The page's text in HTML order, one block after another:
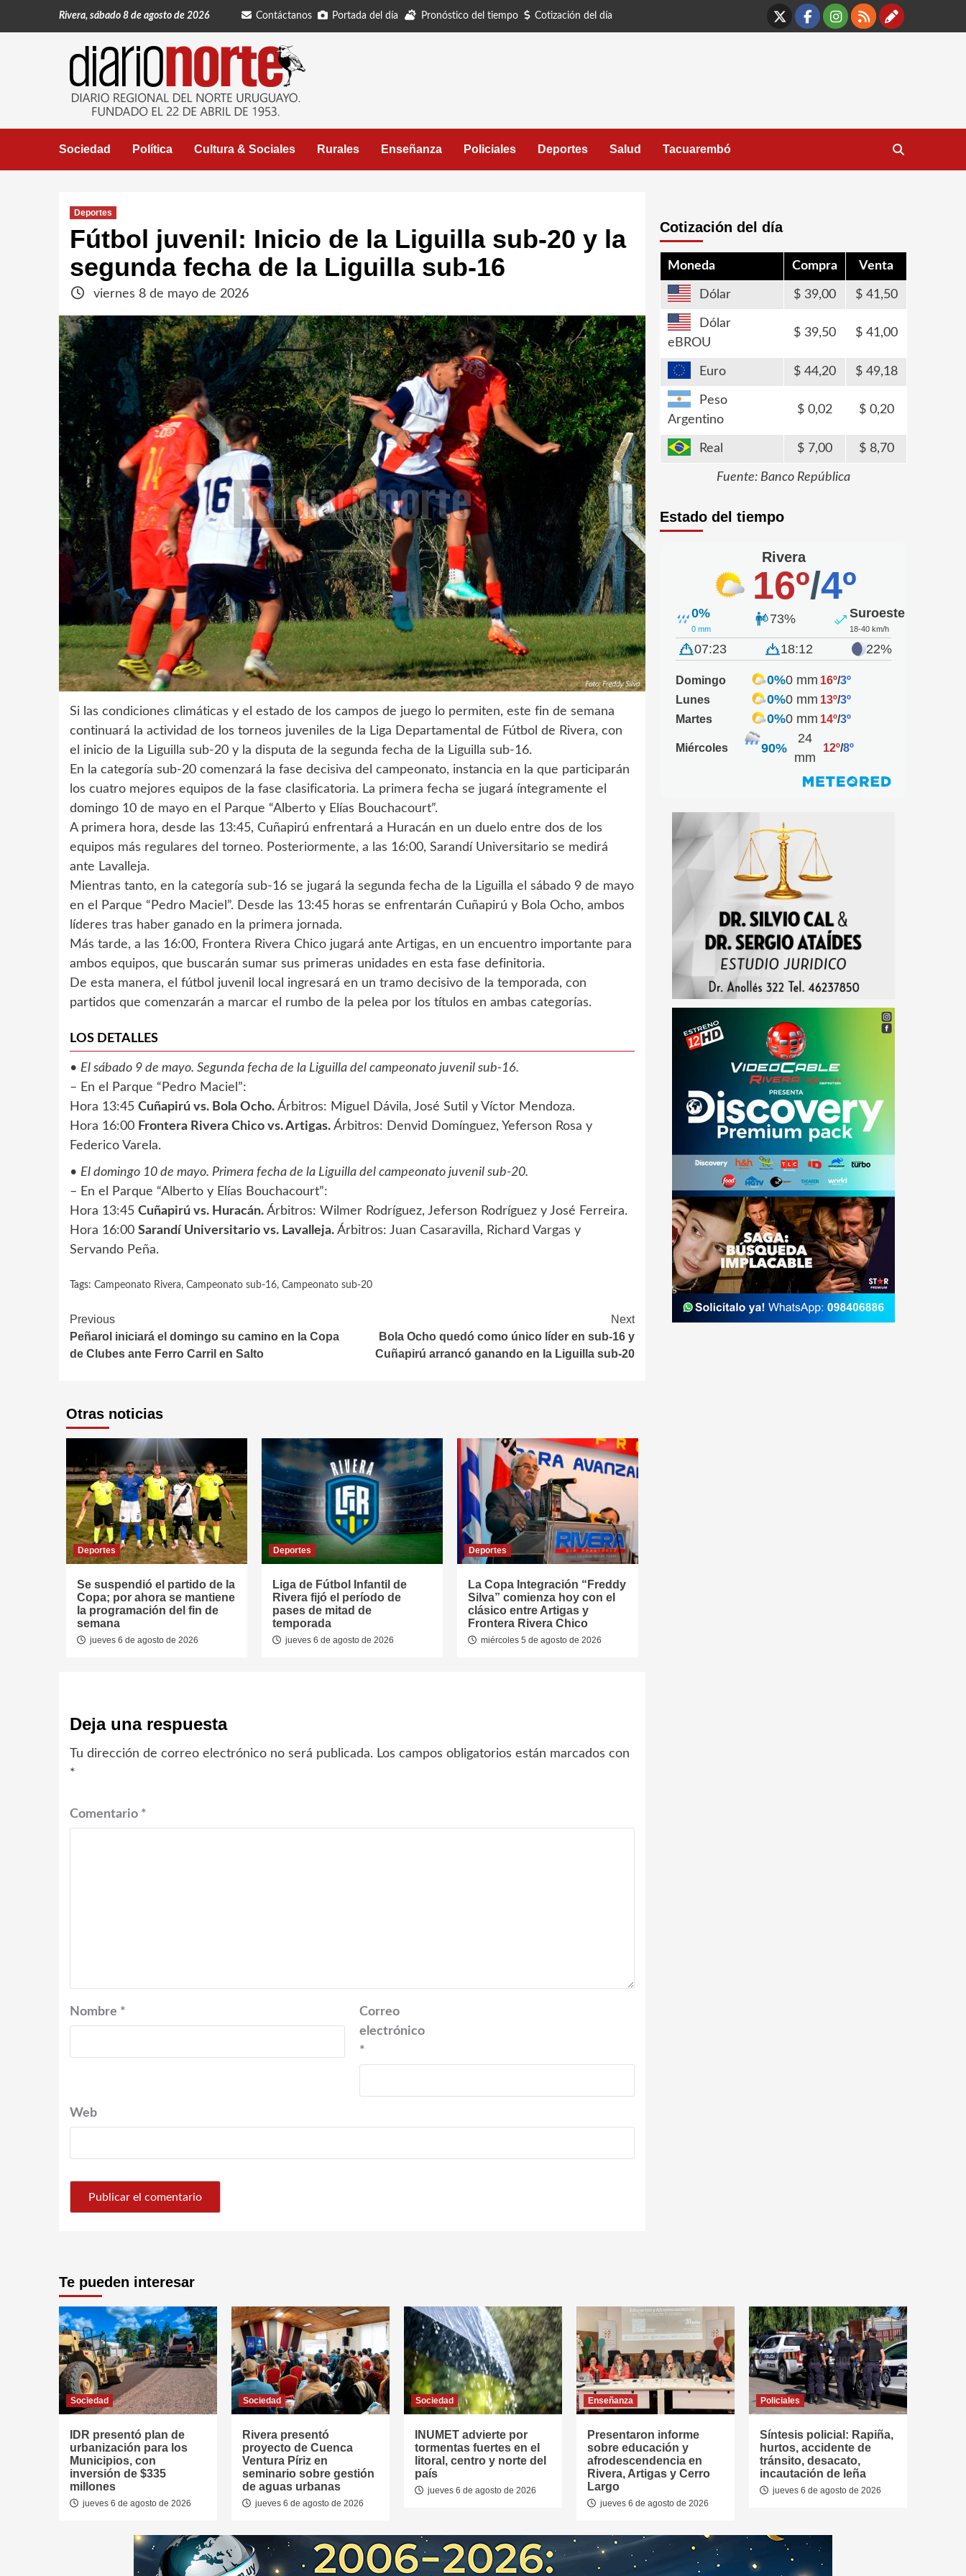
Rivera, sábado 8 de agosto de 2026 Contáctanos Portada del día Pronóstico del tiempo Cotización del día
X Facebook
Instagram
RSS
Sociedad Política Cultura & Sociales Rurales Enseñanza Policiales Deportes Salud Tacuarembó
Deportes
Fútbol juvenil: Inicio de la Liguilla sub-20 y la
segunda fecha de la Liguilla sub-16
viernes 8 de mayo de 2026
Si las condiciones climáticas y el estado de los campos de juego lo permiten, este fin de semana
continuará la actividad de los torneos juveniles de la Liga Departamental de Fútbol de Rivera, con
el inicio de la Liguilla sub-20 y la disputa de la segunda fecha de la Liguilla sub-16.
En la categoría sub-20 comenzará la fase decisiva del campeonato, instancia en la que participarán
los cuatro mejores equipos de la fase clasificatoria. La primera fecha se jugará íntegramente el
domingo 10 de mayo en el Parque “Alberto y Elías Bouchacourt”.
A primera hora, desde las 13:45, Cuñapirú enfrentará a Huracán en un duelo entre dos de los
equipos más regulares del torneo. Posteriormente, a las 16:00, Sarandí Universitario se medirá
ante Lavalleja.
Mientras tanto, en la categoría sub-16 se jugará la segunda fecha de la Liguilla el sábado 9 de mayo
en el Parque “Pedro Maciel”. Desde las 13:45 horas se enfrentarán Cuñapirú y Bola Ocho, ambos
líderes tras haber ganado en la primera jornada.
Más tarde, a las 16:00, Frontera Rivera Chico jugará ante Artigas, en un encuentro importante para
ambos equipos, que buscarán sumar sus primeras unidades en esta fase definitoria.
De esta manera, el fútbol juvenil local ingresará en un tramo decisivo de la temporada, con
partidos que comenzarán a marcar el rumbo de la pelea por los títulos en ambas categorías.
LOS DETALLES
• El sábado 9 de mayo. Segunda fecha de la Liguilla del campeonato juvenil sub-16.
– En el Parque “Pedro Maciel”:
Hora 13:45 Cuñapirú vs. Bola Ocho. Árbitros: Miguel Dávila, José Sutil y Víctor Mendoza.
Hora 16:00 Frontera Rivera Chico vs. Artigas. Árbitros: Denvid Domínguez, Yeferson Rosa y
Federico Varela.
• El domingo 10 de mayo. Primera fecha de la Liguilla del campeonato juvenil sub-20.
– En el Parque “Alberto y Elías Bouchacourt”:
Hora 13:45 Cuñapirú vs. Huracán. Árbitros: Wilmer Rodríguez, Jeferson Rodríguez y José Ferreira.
Hora 16:00 Sarandí Universitario vs. Lavalleja. Árbitros: Juan Casaravilla, Richard Vargas y
Servando Peña.
Tags: Campeonato Rivera, Campeonato sub-16, Campeonato sub-20
Continue
Reading
Previous
Peñarol iniciará el domingo su camino en la Copa
de Clubes ante Ferro Carril en Salto
Next
Bola Ocho quedó como único líder en sub-16 y
Cuñapirú arrancó ganando en la Liguilla sub-20
Otras noticias
Deportes
Se suspendió el partido de la
Copa; por ahora se mantiene
la programación del fin de
semana
jueves 6 de agosto de 2026
Deportes
Liga de Fútbol Infantil de
Rivera fijó el período de
pases de mitad de
temporada
jueves 6 de agosto de 2026
Deportes
La Copa Integración “Freddy
Silva” comienza hoy con el
clásico entre Artigas y
Frontera Rivera Chico
miércoles 5 de agosto de 2026
Deja una respuesta
Tu dirección de correo electrónico no será publicada. Los campos obligatorios están marcados con
*
Comentario *
Nombre *
Correo
electrónico
*
Web
Cotización del día
Moneda Compra Venta
Dólar 39,00 41,50
Dólar
eBROU
39,50 41,00
Euro 44,20 49,18
Peso
Argentino
0,02 0,20
Real 7,00 8,70
Fuente: Banco República
Estado del tiempo
Rivera
16º/4º
0%
0 mm
73% Suroeste
18-40 km/h
07:23 18:12 22%
Domingo 0%0 mm 16º/3º
Lunes
0%0 mm 13º/3º
Martes
0%0 mm 14º/3º
Miércoles 90%
24
mm
12º/8º
Te pueden interesar
Sociedad
IDR presentó plan de
urbanización para los
Municipios, con
inversión de $335
millones
jueves 6 de agosto de 2026
Sociedad
Rivera presentó
proyecto de Cuenca
Ventura Píriz en
seminario sobre gestión
de aguas urbanas
jueves 6 de agosto de 2026
Sociedad
INUMET advierte por
tormentas fuertes en el
litoral, centro y norte del
país
jueves 6 de agosto de 2026
Enseñanza
Presentaron informe
sobre educación y
afrodescendencia en
Rivera, Artigas y Cerro
Largo
jueves 6 de agosto de 2026
Policiales
Síntesis policial: Rapiña,
hurtos, accidente de
tránsito, desacato,
incautación de leña
jueves 6 de agosto de 2026